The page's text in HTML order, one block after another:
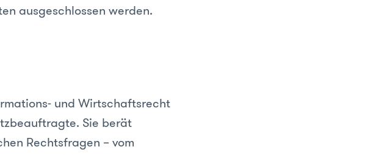
ausgeschlossen werden.
und Wirtschaftsrecht
Sie berät
Rechtsfragen – vom